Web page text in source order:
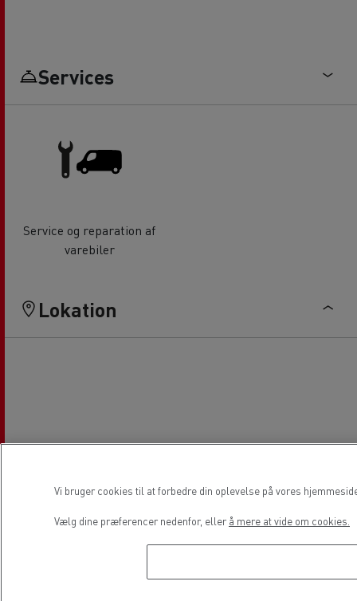
Services
Service og reparation af
varebiler
Lokation
Vi bruger cookies til at forbedre din oplevelse på vores
Vælg dine præferencer nedenfor, eller å mere at vide om cookies.